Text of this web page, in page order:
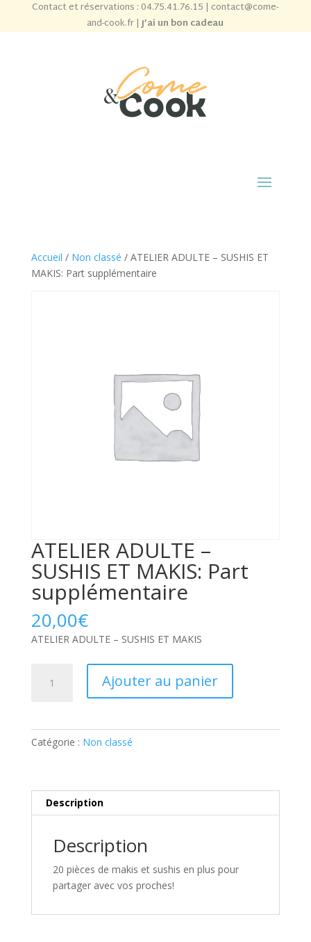
Contact et réservations : 04.75.41.76.15 | contact@come-
and-cook.fr|J’ai un bon cadeau
Accueil / Non classé / ATELIER ADULTE – SUSHIS ET
MAKIS: Part supplémentaire
ATELIER ADULTE –
SUSHIS ET MAKIS: Part
supplémentaire
20,00€
ATELIER ADULTE – SUSHIS ET MAKIS
SUSHIS
Part
supplémentaire
Ajouter au panier
Catégorie : Non classé
Description
Description
20 pièces de makis et sushis en plus pour
partager avec vos proches!